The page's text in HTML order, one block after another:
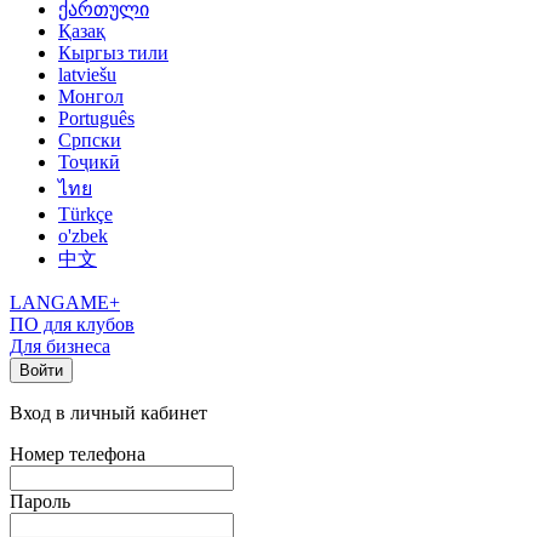
ქართული
Қазақ
Кыргыз тили
latviešu
Монгол
Português
Српски
Тоҷикӣ
ไทย
Türkçe
o'zbek
中文
LANGAME+
ПО для клубов
Для бизнеса
Войти
Вход в личный кабинет
Номер телефона
Пароль